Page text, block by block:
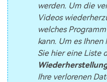
werden. Um die
Videos
welches
kann. Um es
Sie hier eine Liste
Ihre verlorenen